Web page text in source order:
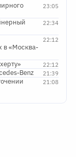
23:05
22:34
22:12
в «Москва-
22:12
21:39
Benz
21:08